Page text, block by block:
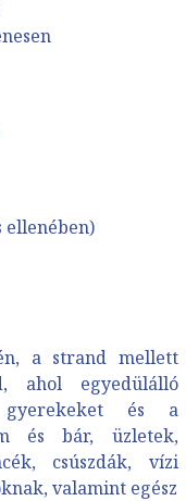
a strand mellett
ahol egyedülálló
és a
és bár, üzletek,
csúszdák, vízi
valamint egész